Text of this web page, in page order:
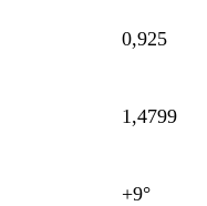
0,925
1,4799
+9°